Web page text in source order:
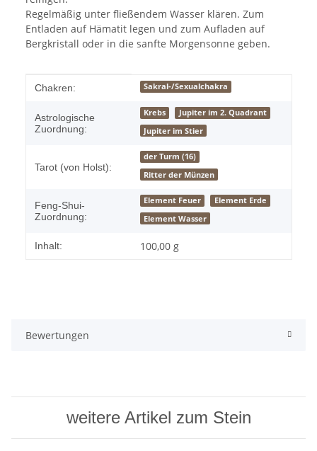
Regelmäßig unter fließendem Wasser klären. Zum
Entladen auf Hämatit legen und zum Aufladen auf
Bergkristall oder in die sanfte Morgensonne geben.
Produkteigenschaft
Wert
Chakren: Sakral-/Sexualchakra
Astrologische
Zuordnung:
Krebs
Jupiter im 2. Quadrant
Jupiter im Stier
Tarot (von Holst):
der Turm (16)
Ritter der Münzen
Feng-Shui-
Zuordnung:
Element Feuer
Element Erde
Element Wasser
Inhalt: 100,00 g
Bewertungen
weitere Artikel zum Stein